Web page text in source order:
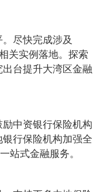
尽快完成涉及
关实例落地。探索
台提升大湾区金融
中资银行保险机构
行保险机构加强全
站式金融服务。